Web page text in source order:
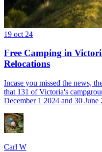
19 oct 24
Free Camping in
Relocations
Incase you missed the news,
that 131 of Victoria's
December 1 2024 and 30 June
Carl W